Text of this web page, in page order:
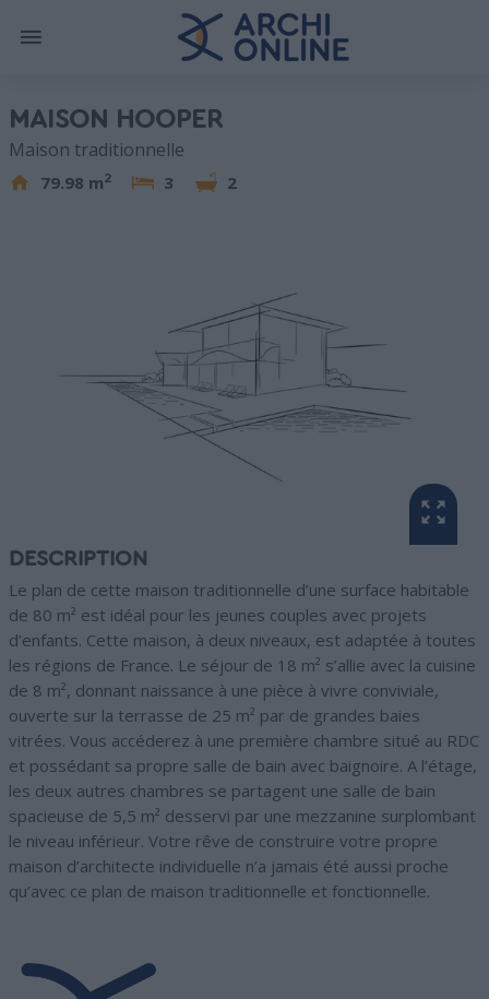
MAISON HOOPER
Maison traditionnelle
79.98 m2 3 2
DESCRIPTION
Le plan de cette maison traditionnelle d’une surface habitable
de 80 m² est idéal pour les jeunes couples avec projets
d’enfants. Cette maison, à deux niveaux, est adaptée à toutes
les régions de France. Le séjour de 18 m² s’allie avec la cuisine
de 8 m², donnant naissance à une pièce à vivre conviviale,
ouverte sur la terrasse de 25 m² par de grandes baies
vitrées. Vous accéderez à une première chambre situé au RDC
et possédant sa propre salle de bain avec baignoire. A l’étage,
les deux autres chambres se partagent une salle de bain
spacieuse de 5,5 m² desservi par une mezzanine surplombant
le niveau inférieur. Votre rêve de construire votre propre
maison d’architecte individuelle n’a jamais été aussi proche
qu’avec ce plan de maison traditionnelle et fonctionnelle.